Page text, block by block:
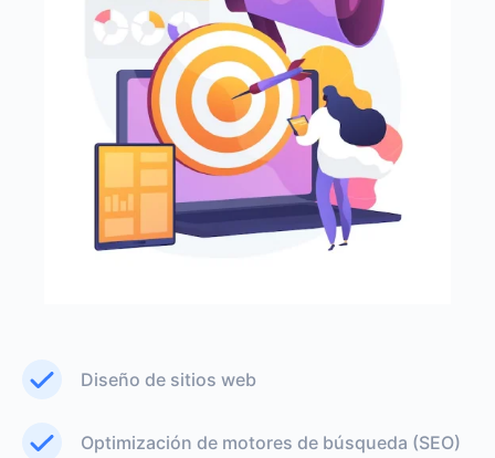
Diseño de sitios web
Optimización de motores de búsqueda (SEO)